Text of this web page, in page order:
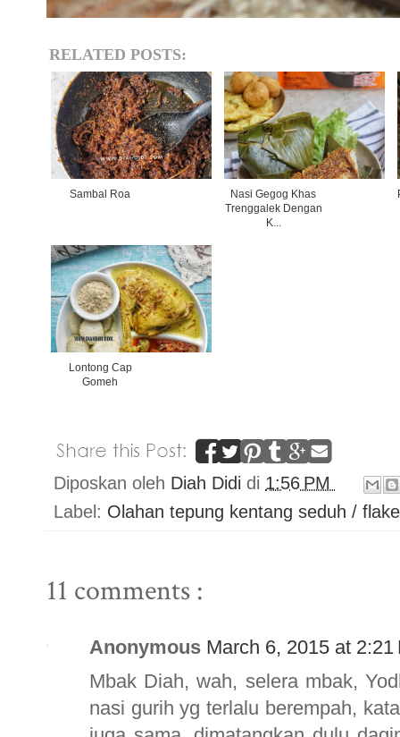
RELATED POSTS:
Sambal Roa
Nasi Gegog Khas
Trenggalek Dengan
K...
Lontong Cap
Gomeh
Diposkan oleh Diah Didi di 1:56 PM
Label: Olahan tepung kentang seduh /
11 comments :
Anonymous March 6, 2015 at 2:21
Mbak Diah, wah, selera mbak,
nasi gurih yg terlalu berempah,